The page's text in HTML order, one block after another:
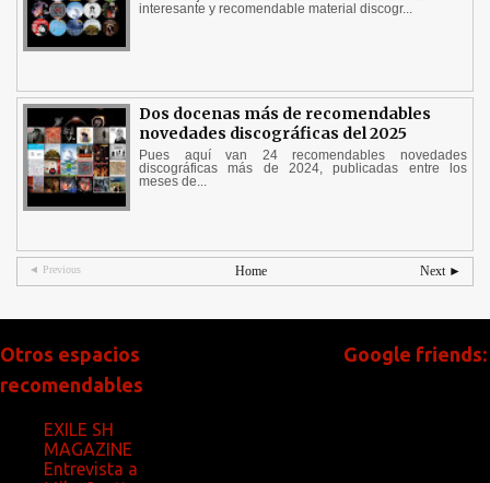
interesante y recomendable material discogr...
Dos docenas más de recomendables
novedades discográficas del 2025
Pues aquí van 24 recomendables novedades
discográficas más de 2024, publicadas entre los
meses de...
◄ Previous Next ►
Home
Otros espacios
recomendables
EXILE SH
MAGAZINE
Entrevista a
Google friends: